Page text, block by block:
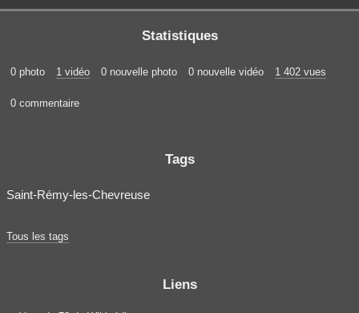
Statistiques
0 photo 1 vidéo 0 nouvelle photo 0 nouvelle vidéo 1 402 vues
0 commentaire
Tags
Saint-Rémy-les-Chevreuse
Tous les tags
Liens